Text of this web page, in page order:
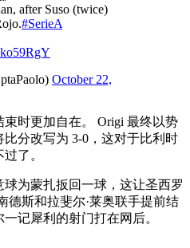
after Suso (twice)
#SerieA
October 22,
时更加自在。 Origi 最终以势
分改写为 3-0，这对于比利时
了。
为蒙扎扳回一球，这让圣西罗
德斯和拉斐尔·莱奥联手提前结
记犀利的射门打在网后。